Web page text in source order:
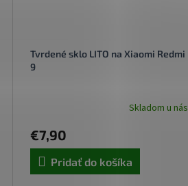
Tvrdené sklo LITO na Xiaomi Redmi
9
Skladom u nás
€7,90
Pridať do košíka